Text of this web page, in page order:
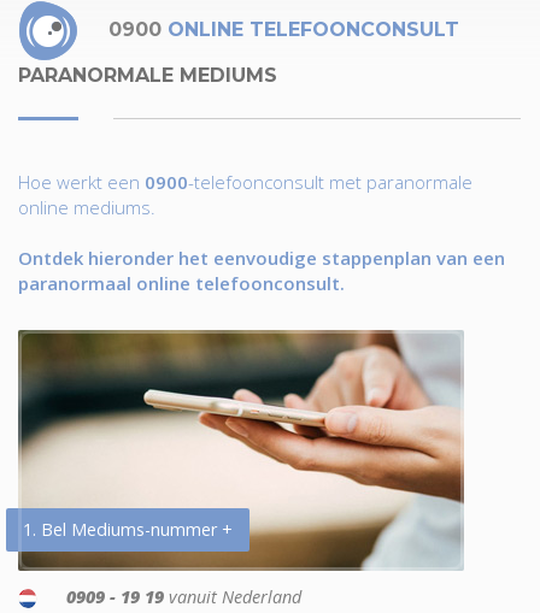
0900 ONLINE TELEFOONCONSULT
PARANORMALE MEDIUMS
Hoe werkt een 0900-telefoonconsult met paranormale
online mediums.
Ontdek hieronder het eenvoudige stappenplan van een
paranormaal online telefoonconsult.
1. Bel Mediums-nummer +
0909 - 19 19 vanuit Nederland